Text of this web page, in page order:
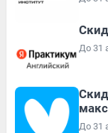
До 31
До 31